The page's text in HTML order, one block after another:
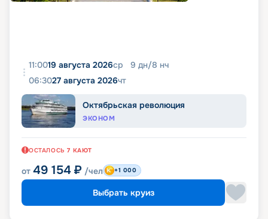
11:0019 августа 2026ср 9 дн/8 нч
06:3027 августа 2026чт
Октябрьская революция
ЭКОНОМ
ОСТАЛОСЬ 7 КАЮТ
от 49 154 ₽ /чел +1 000
Выбрать круиз